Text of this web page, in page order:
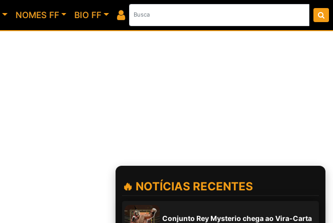
NOMES FF BIO FF
🔥 NOTÍCIAS RECENTES
Conjunto Rey Mysterio chega ao Vira-Carta